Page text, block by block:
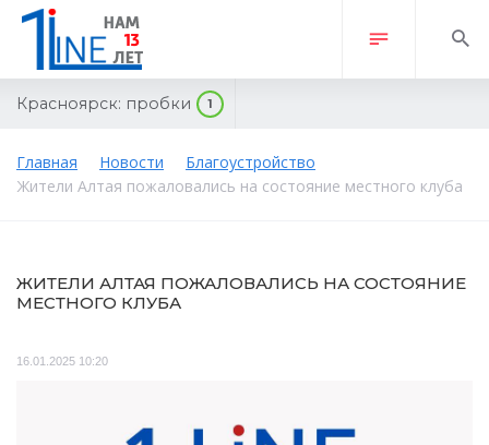
Красноярск: пробки 1
Главная Новости
Благоустройство
Жители Алтая пожаловались на состояние местного клуба
ЖИТЕЛИ АЛТАЯ ПОЖАЛОВАЛИСЬ НА СОСТОЯНИЕ
МЕСТНОГО КЛУБА
16.01.2025 10:20